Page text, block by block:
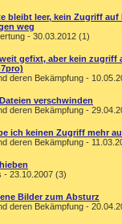
bleibt leer, kein Zugriff auf
weg
- 30.03.2012 (1)
gefixt, aber kein zugriff
deren Bekämpfung -
verschwinden
deren Bekämpfung -
ich keinen Zugriff mehr
deren Bekämpfung -
- 23.10.2007 (3)
Bilder zum Absturz
deren Bekämpfung -